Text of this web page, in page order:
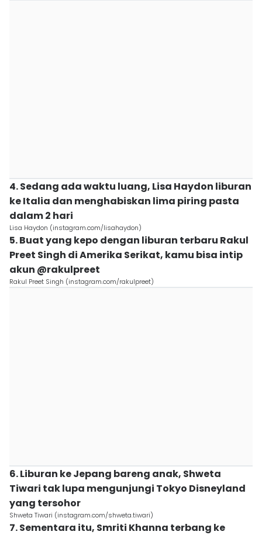
4. Sedang ada waktu luang, Lisa Haydon liburan
ke Italia dan menghabiskan lima piring pasta
dalam 2 hari
Lisa Haydon (instagram.com/lisahaydon)
5. Buat yang kepo dengan liburan terbaru Rakul
Preet Singh di Amerika Serikat, kamu bisa intip
akun @rakulpreet
Rakul Preet Singh (instagram.com/rakulpreet)
6. Liburan ke Jepang bareng anak, Shweta
Tiwari tak lupa mengunjungi Tokyo Disneyland
yang tersohor
Shweta Tiwari (instagram.com/shweta.tiwari)
7. Sementara itu, Smriti Khanna terbang ke